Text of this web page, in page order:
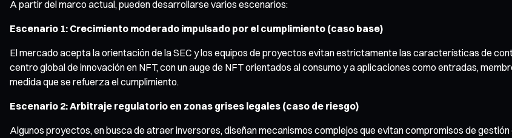
A partir del marco actual, pueden desarrollarse varios escenarios:
Escenario 1: Crecimiento moderado impulsado por el cumplimiento (caso base)
El mercado acepta la orientación de la SEC y los equipos de proyectos evitan estrictamente las características de
centro global de innovación en NFT, con un auge de NFT orientados al consumo y a aplicaciones como entradas,
medida que se refuerza el cumplimiento.
Escenario 2: Arbitraje regulatorio en zonas grises legales (caso de riesgo)
Algunos proyectos, en busca de atraer inversores, diseñan mecanismos complejos que evitan compromisos de